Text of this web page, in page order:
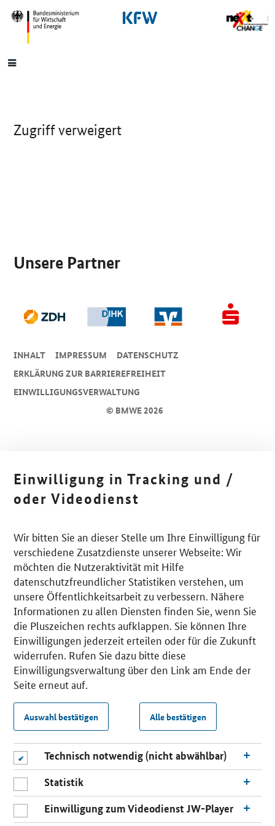
SrOnlyNavigation
Hauptmenü
Zugriff verweigert
Unsere Partner
© BMWE 2026
INHALT IMPRESSUM
DA­TEN­SCHUTZ
ERKLÄRUNG ZUR BARRIEREFREIHEIT
EINWILLIGUNGSVERWALTUNG
Einwilligung in Tracking und /
oder Videodienst
Wir bitten Sie an dieser Stelle um Ihre Einwilligung für
verschiedene Zusatzdienste unserer Webseite: Wir
möchten die Nutzeraktivität mit Hilfe
datenschutzfreundlicher Statistiken verstehen, um
unsere Öffentlichkeitsarbeit zu verbessern. Nähere
Informationen zu allen Diensten finden Sie, wenn Sie
die Pluszeichen rechts aufklappen. Sie können Ihre
Einwilligungen jederzeit erteilen oder für die Zukunft
widerrufen. Rufen Sie dazu bitte diese
Einwilligungsverwaltung über den Link am Ende der
Seite erneut auf.
Auswahl bestätigen Alle bestätigen
Technisch notwendig (nicht abwählbar)
Statistik
Einwilligung zum Videodienst JW-Player